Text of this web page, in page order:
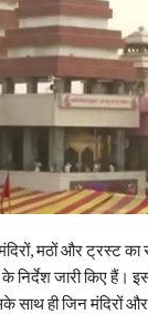
मठों और ट्रस्ट
निर्देश जारी किए हैं।
इसके साथ ही जिन